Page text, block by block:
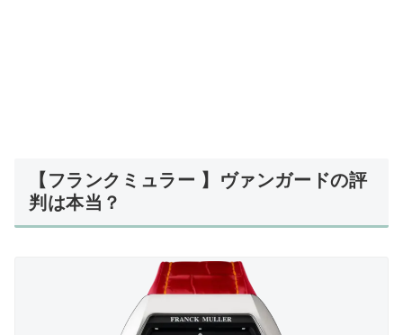
【フランクミュラー 】ヴァンガードの評
判は本当？